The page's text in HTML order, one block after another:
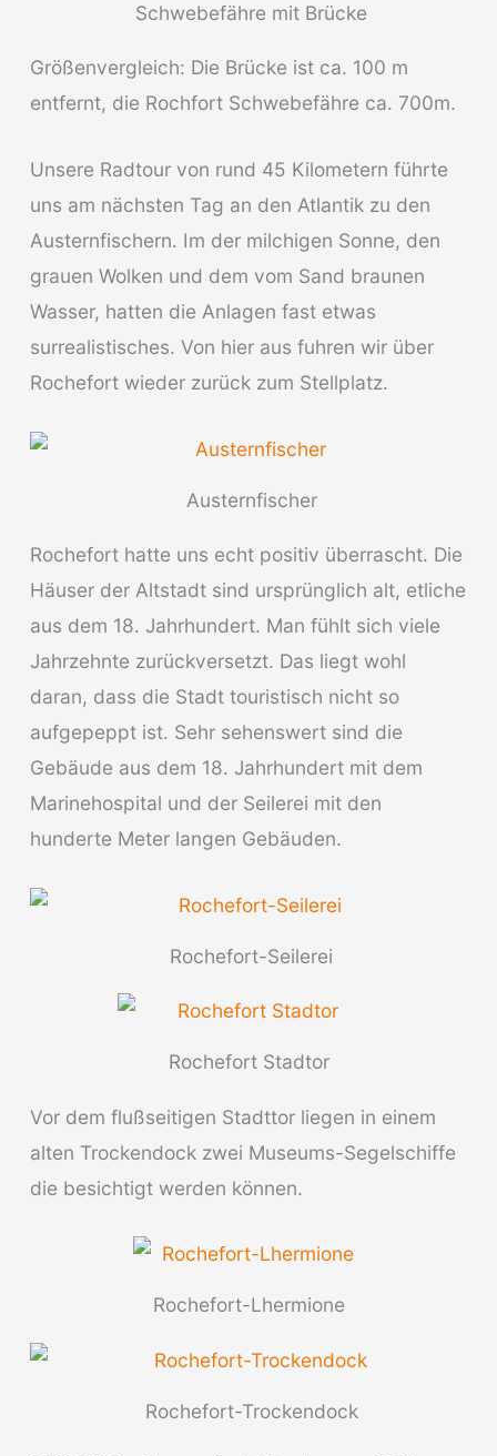
Schwebefähre mit Brücke
Größenvergleich: Die Brücke ist ca. 100 m
entfernt, die Rochfort Schwebefähre ca. 700m.
Unsere Radtour von rund 45 Kilometern führte
uns am nächsten Tag an den Atlantik zu den
Austernfischern. Im der milchigen Sonne, den
grauen Wolken und dem vom Sand braunen
Wasser, hatten die Anlagen fast etwas
surrealistisches. Von hier aus fuhren wir über
Rochefort wieder zurück zum Stellplatz.
Austernfischer
Rochefort hatte uns echt positiv überrascht. Die
Häuser der Altstadt sind ursprünglich alt, etliche
aus dem 18. Jahrhundert. Man fühlt sich viele
Jahrzehnte zurückversetzt. Das liegt wohl
daran, dass die Stadt touristisch nicht so
aufgepeppt ist. Sehr sehenswert sind die
Gebäude aus dem 18. Jahrhundert mit dem
Marinehospital und der Seilerei mit den
hunderte Meter langen Gebäuden.
Rochefort-Seilerei
Rochefort Stadtor
Vor dem flußseitigen Stadttor liegen in einem
alten Trockendock zwei Museums-Segelschiffe
die besichtigt werden können.
Rochefort-Lhermione
Rochefort-Trockendock